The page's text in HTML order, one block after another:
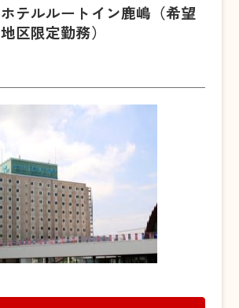
ホテルルートイン鹿嶋（希望
地区限定勤務）